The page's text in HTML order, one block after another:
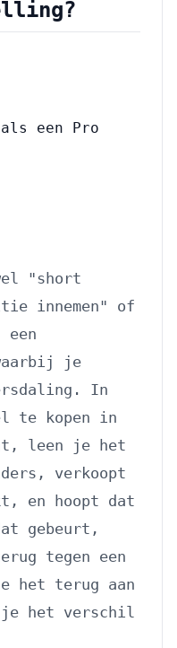
een Pro
"short
innemen" of
een
je
In
te kopen in
leen je het
verkoopt
en hoopt dat
gebeurt,
tegen een
het terug aan
het verschil